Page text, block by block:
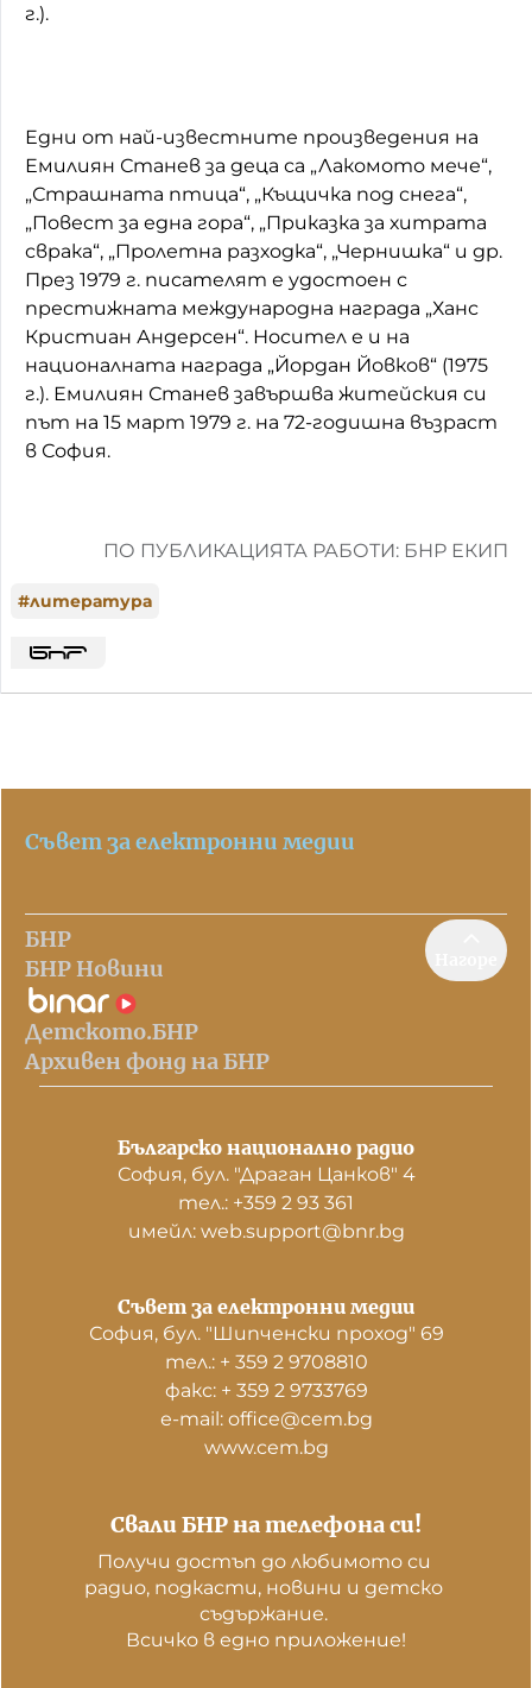
г.).
Едни от най-известните произведения на
Емилиян Станев за деца са „Лакомото мече“,
„Страшната птица“, „Къщичка под снега“,
„Повест за една гора“, „Приказка за хитрата
сврака“, „Пролетна разходка“, „Чернишка“ и др.
През 1979 г. писателят е удостоен с
престижната международна награда „Ханс
Кристиан Андерсен“. Носител е и на
националната награда „Йордан Йовков“ (1975
г.). Емилиян Станев завършва житейския си
път на 15 март 1979 г. на 72-годишна възраст
в София.
ПО ПУБЛИКАЦИЯТА РАБОТИ: БНР ЕКИП
#литература
Съвет за електронни медии
БНР
БНР Новини
Детското.БНР
Архивен фонд на БНР
Българско национално радио
София, бул. "Драган Цанков" 4
тел.: +359 2 93 361
имейл: web.support@bnr.bg
Свали БНР на телефона си!
Получи достъп до любимото си
радио, подкасти, новини и детско
съдържание.
Всичко в едно приложение!
Съвет за електронни медии
София, бул. "Шипченски проход" 69
тел.: + 359 2 9708810
факс: + 359 2 9733769
е-mail: office@cem.bg
www.cem.bg